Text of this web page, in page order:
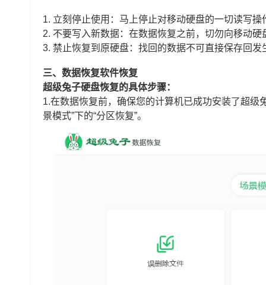
1. 立刻停止使用：马上停止对移动硬盘的一切读写
2. 不要写入新数据：在数据恢复之前，切勿向移动
3. 禁止恢复到原硬盘：找回的数据不可直接保存回
三、数据恢复软件恢复
超级兔子硬盘恢复的具体步骤：
1.在数据恢复前，确保您的计算机已成功安装了超级
景模式”下的“分区恢复”。